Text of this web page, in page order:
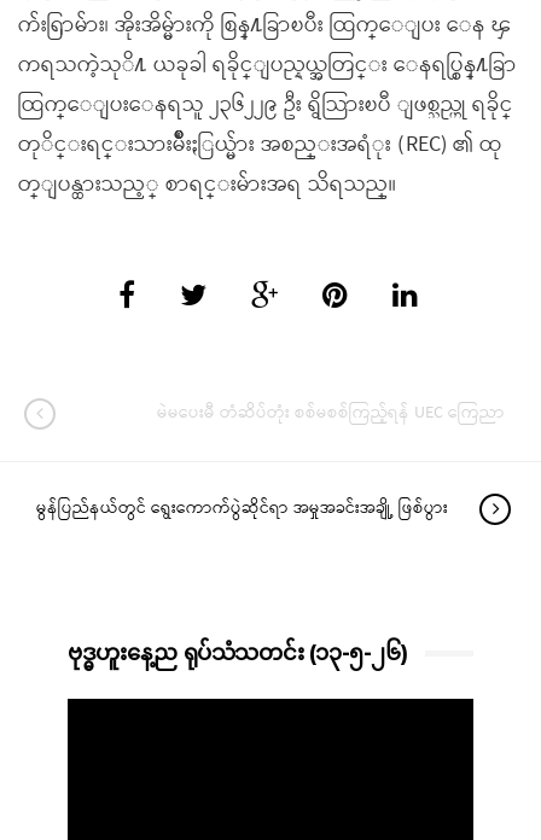
က်းရြာမ်ား၊ အိုးအိမ္မ်ားကို စြန္႔ခြာၿပီး ထြက္ေျပး ေန ၾ
ကရသကဲ့သုိ႔ ယခုခါ ရခိုင္ျပည္နယ္အတြင္း ေနရပ္စြန္႔ခြာ
ထြက္ေျပးေနရသူ ၂၃၆၂၂၉ ဦး ရွိသြားၿပီ ျဖစ္သည္ဟု ရခိုင္
တုိင္းရင္းသားမ်ိဳးႏြယ္မ်ား အစည္းအရံုး (REC) ၏ ထု
တ္ျပန္ထားသည့္ စာရင္းမ်ားအရ သိရသည္။
မဲမပေးမီ တံဆိပ်တုံး စစ်မစစ်ကြည့်ရန် UEC ကြေညာ
မွန်ပြည်နယ်တွင် ရွေးကောက်ပွဲဆိုင်ရာ အမှုအခင်းအချို့ ဖြစ်ပွား
ဗုဒ္ဓဟူးနေ့ည ရုပ်သံသတင်း (၁၃-၅-၂၆)